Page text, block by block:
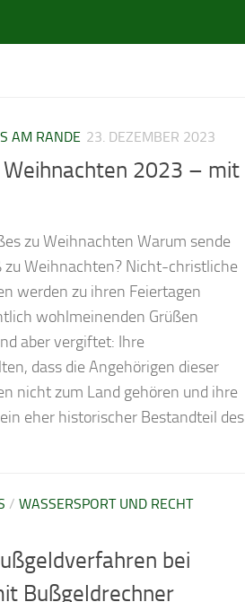
AM RANDE 23. DEZEMBER 2023
2023 – mit
zu Weihnachten Warum sende
zu Weihnachten? Nicht-christliche
werden zu ihren Feiertagen
wohlmeinenden Grüßen
aber vergiftet: Ihre
dass die Angehörigen dieser
nicht zum Land gehören und ihre
eher historischer Bestandteil des
/ WASSERSPORT UND RECHT
bei
Bußgeldrechner